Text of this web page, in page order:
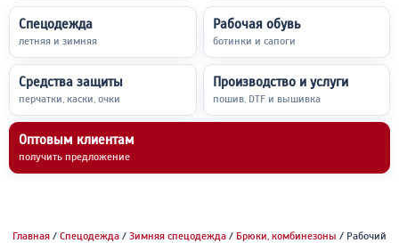
Спецодежда
летняя и зимняя
Рабочая обувь
ботинки и сапоги
Средства защиты
перчатки, каски, очки
Производство и услуги
пошив, DTF и вышивка
Оптовым клиентам
получить предложение
Главная / Спецодежда / Зимняя спецодежда / Брюки, комбинезоны / Рабочий